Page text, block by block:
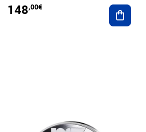
au panier
148,00€